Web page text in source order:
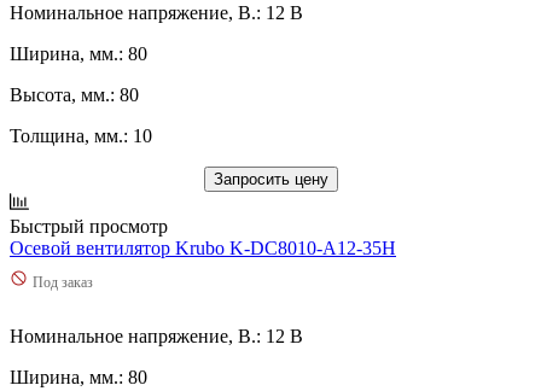
Номинальное напряжение, В.: 12 В
Ширина, мм.: 80
Высота, мм.: 80
Толщина, мм.: 10
Запросить цену
Быстрый просмотр
Осевой вентилятор Krubo K-DC8010-A12-35H
Под заказ
Номинальное напряжение, В.: 12 В
Ширина, мм.: 80